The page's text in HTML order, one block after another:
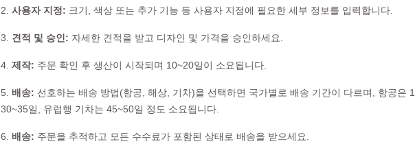
2. 사용자 지정: 크기, 색상 또는 추가 기능 등 사용자 지정에 필요한 세부 정보를 입력합니다.
3. 견적 및 승인: 자세한 견적을 받고 디자인 및 가격을 승인하세요.
4. 제작: 주문 확인 후 생산이 시작되며 10~20일이 소요됩니다.
5. 배송: 선호하는 배송 방법(항공, 해상, 기차)을 선택하면 국가별로 배송 기간이 다르며, 항공은
30~35일, 유럽행 기차는 45~50일 정도 소요됩니다.
6. 배송: 주문을 추적하고 모든 수수료가 포함된 상태로 배송을 받으세요.